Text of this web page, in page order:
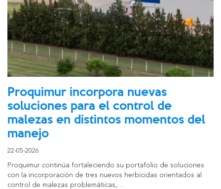
Proquimur incorpora nuevas
soluciones para el control de
malezas en distintos momentos del
manejo
22-05-2026
Proquimur continúa fortaleciendo su portafolio de soluciones
con la incorporación de tres nuevos herbicidas orientados al
control de malezas problemáticas,…